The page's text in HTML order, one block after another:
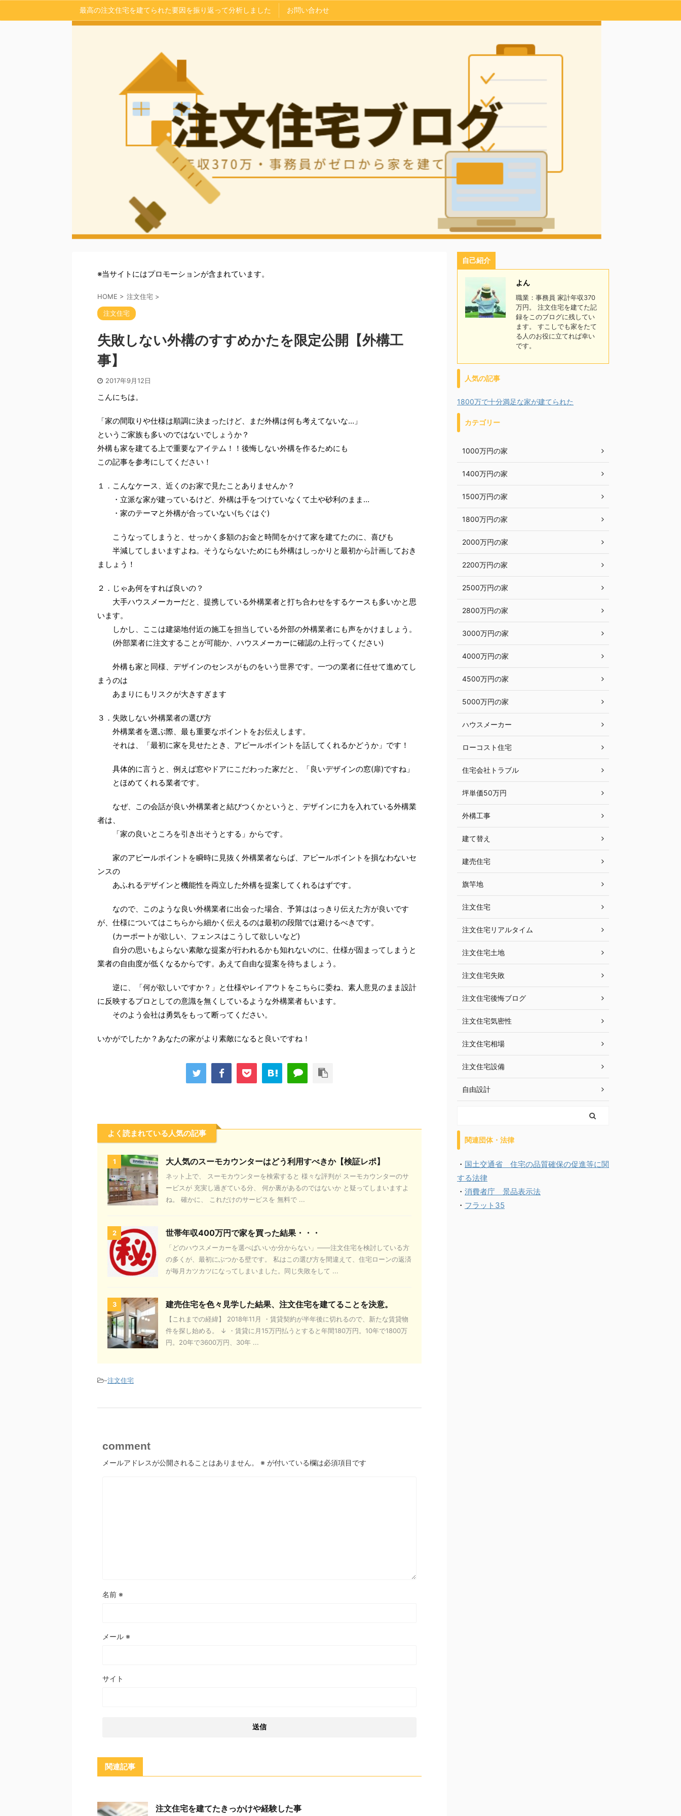
最高の注文住宅を建てられた要因を振り返って分析しました お問い合わせ
※当サイトにはプロモーションが含まれています。
HOME > 注文住宅 >
注文住宅
失敗しない外構のすすめかたを限定公開【外構工
事】
2017年9月12日
こんにちは。
「家の間取りや仕様は順調に決まったけど、まだ外構は何も考えてないな…」
というご家族も多いのではないでしょうか？
外構も家を建てる上で重要なアイテム！！後悔しない外構を作るためにも
この記事を参考にしてください！
１．こんなケース、近くのお家で見たことありませんか？
・立派な家が建っているけど、外構は手をつけていなくて土や砂利のまま…
・家のテーマと外構が合っていない(ちぐはぐ)
こうなってしまうと、せっかく多額のお金と時間をかけて家を建てたのに、喜びも
半減してしまいますよね。そうならないためにも外構はしっかりと最初から計画しておき
ましょう！
２．じゃあ何をすれば良いの？
大手ハウスメーカーだと、提携している外構業者と打ち合わせをするケースも多いかと思
います。
しかし、ここは建築地付近の施工を担当している外部の外構業者にも声をかけましょう。
(外部業者に注文することが可能か、ハウスメーカーに確認の上行ってください)
外構も家と同様、デザインのセンスがものをいう世界です。一つの業者に任せて進めてし
まうのは
あまりにもリスクが大きすぎます
３．失敗しない外構業者の選び方
外構業者を選ぶ際、最も重要なポイントをお伝えします。
それは、「最初に家を見せたとき、アピールポイントを話してくれるかどうか」です！
具体的に言うと、例えば窓やドアにこだわった家だと、「良いデザインの窓(扉)ですね」
とほめてくれる業者です。
なぜ、この会話が良い外構業者と結びつくかというと、デザインに力を入れている外構業
者は、
「家の良いところを引き出そうとする」からです。
家のアピールポイントを瞬時に見抜く外構業者ならば、アピールポイントを損なわないセ
ンスの
あふれるデザインと機能性を両立した外構を提案してくれるはずです。
なので、このような良い外構業者に出会った場合、予算ははっきり伝えた方が良いです
が、仕様についてはこちらから細かく伝えるのは最初の段階では避けるべきです。
(カーポートが欲しい、フェンスはこうして欲しいなど)
自分の思いもよらない素敵な提案が行われるかも知れないのに、仕様が固まってしまうと
業者の自由度が低くなるからです。あえて自由な提案を待ちましょう。
逆に、「何が欲しいですか？」と仕様やレイアウトをこちらに委ね、素人意見のまま設計
に反映するプロとしての意識を無くしているような外構業者もいます。
そのよう会社は勇気をもって断ってください。
いかがでしたか？あなたの家がより素敵になると良いですね！
よく読まれている人気の記事
1 大人気のスーモカウンターはどう利用すべきか【検証レポ】
ネット上で、 スーモカウンターを検索すると 様々な評判が スーモカウンターのサ
ービスが 充実し過ぎている分、 何か裏があるのではないか と疑ってしまいますよ
ね。 確かに、 これだけのサービスを 無料で ...
2 世帯年収400万円で家を買った結果・・・
「どのハウスメーカーを選べばいいか分からない」——注文住宅を検討している方
の多くが、最初にぶつかる壁です。 私はこの選び方を間違えて、住宅ローンの返済
が毎月カツカツになってしまいました。同じ失敗をして ...
3 建売住宅を色々見学した結果、注文住宅を建てることを決意。
【これまでの経緯】 2018年11月 ・賃貸契約が半年後に切れるので、新たな賃貸物
件を探し始める。 ↓ ・賃貸に月15万円払うとすると年間180万円。10年で1800万
円。20年で3600万円、30年 ...
-注文住宅
comment
メールアドレスが公開されることはありません。 ※ が付いている欄は必須項目です
名前 ※
メール ※
サイト
関連記事
注文住宅を建てたきっかけや経験した事
自己紹介
よん
職業：事務員 家計年収370
万円。 注文住宅を建てた記
録をこのブログに残してい
ます。 すこしでも家をたて
る人のお役に立てれば幸い
です。
人気の記事
1800万で十分満足な家が建てられた
カテゴリー
1000万円の家
1400万円の家
1500万円の家
1800万円の家
2000万円の家
2200万円の家
2500万円の家
2800万円の家
3000万円の家
4000万円の家
4500万円の家
5000万円の家
ハウスメーカー
ローコスト住宅
住宅会社トラブル
坪単価50万円
外構工事
建て替え
建売住宅
旗竿地
注文住宅
注文住宅リアルタイム
注文住宅土地
注文住宅失敗
注文住宅後悔ブログ
注文住宅気密性
注文住宅相場
注文住宅設備
自由設計
関連団体・法律
・ 国土交通省 住宅の品質確保の促進等に関
する法律
・ 消費者庁 景品表示法
・ フラット35